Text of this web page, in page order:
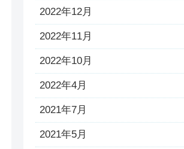
2022年12月
2022年11月
2022年10月
2022年4月
2021年7月
2021年5月